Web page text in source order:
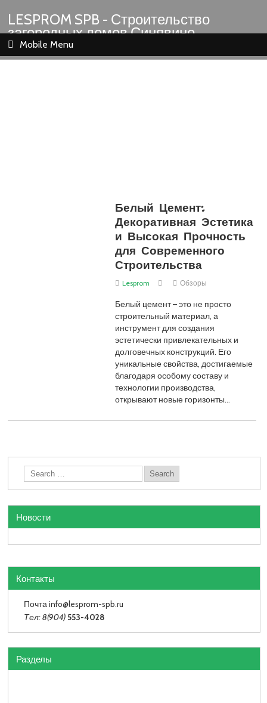
LESPROM SPB - Строительство
загородных домов Синявино
Шлиссельбург Кировск Назия
Mobile Menu
Белый Цемент:
Декоративная Эстетика
и Высокая Прочность
для Современного
Строительства
Lesprom Обзоры
Белый цемент – это не просто
строительный материал, а
инструмент для создания
эстетически привлекательных и
долговечных конструкций. Его
уникальные свойства, достигаемые
благодаря особому составу и
технологии производства,
открывают новые горизонты…
Новости
Контакты
Почта info@lesprom-spb.ru
Тел: 8(904) 553-4028
Разделы